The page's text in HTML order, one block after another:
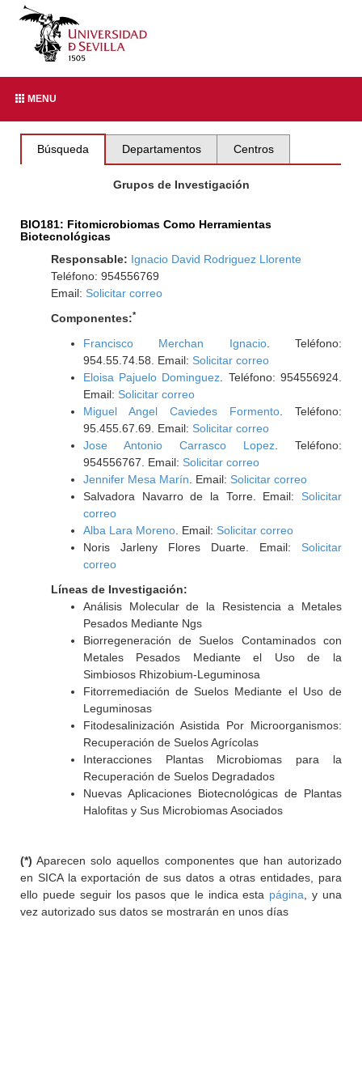
MENU
Búsqueda Departamentos Centros
Grupos de Investigación
BIO181: Fitomicrobiomas Como Herramientas
Biotecnológicas
Responsable: Ignacio David Rodriguez Llorente
Teléfono: 954556769
Email: Solicitar correo
Componentes:*
Francisco Merchan Ignacio. Teléfono:
954.55.74.58. Email: Solicitar correo
Eloisa Pajuelo Dominguez . Teléfono: 954556924.
Email: Solicitar correo
Miguel Angel Caviedes Formento. Teléfono:
95.455.67.69. Email: Solicitar correo
Jose Antonio Carrasco Lopez. Teléfono:
954556767. Email: Solicitar correo
Jennifer Mesa Marín . Email: Solicitar correo
Salvadora Navarro de la Torre. Email: Solicitar
correo
Alba Lara Moreno. Email: Solicitar correo
Noris Jarleny Flores Duarte. Email: Solicitar
correo
Líneas de Investigación:
Análisis Molecular de la Resistencia a Metales
Pesados Mediante Ngs
Biorregeneración de Suelos Contaminados con
Metales Pesados Mediante el Uso de la
Simbiosos Rhizobium-Leguminosa
Fitorremediación de Suelos Mediante el Uso de
Leguminosas
Fitodesalinización Asistida Por Microorganismos:
Recuperación de Suelos Agrícolas
Interacciones Plantas Microbiomas para la
Recuperación de Suelos Degradados
Nuevas Aplicaciones Biotecnológicas de Plantas
Halofitas y Sus Microbiomas Asociados
(*) Aparecen solo aquellos componentes que han autorizado
en SICA la exportación de sus datos a otras entidades, para
ello puede seguir los pasos que le indica esta página , y una
vez autorizado sus datos se mostrarán en unos días